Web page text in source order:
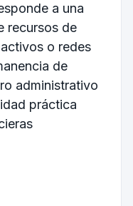
a una
recursos de
o redes
de
administrativo
práctica